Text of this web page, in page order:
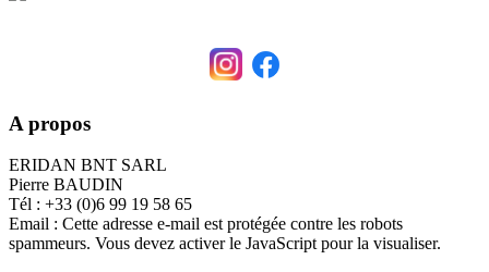
A propos
ERIDAN BNT SARL
Pierre BAUDIN
Tél : +33 (0)6 99 19 58 65
Email : Cette adresse e-mail est protégée contre les robots
spammeurs. Vous devez activer le JavaScript pour la visualiser.